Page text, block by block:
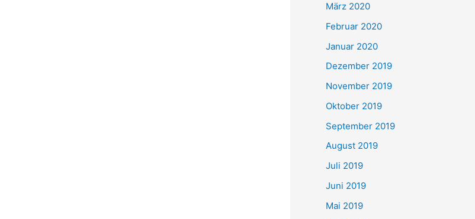
März 2020
Februar 2020
Januar 2020
Dezember 2019
November 2019
Oktober 2019
September 2019
August 2019
Juli 2019
Juni 2019
Mai 2019